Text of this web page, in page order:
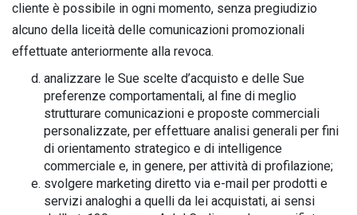
cliente è possibile in ogni momento, senza pregiudizio
alcuno della liceità delle comunicazioni promozionali
effettuate anteriormente alla revoca.
analizzare le Sue scelte d’acquisto e delle Sue
preferenze comportamentali, al fine di meglio
strutturare comunicazioni e proposte commerciali
personalizzate, per effettuare analisi generali per fini
di orientamento strategico e di intelligence
commerciale e, in genere, per attività di profilazione;
svolgere marketing diretto via e-mail per prodotti e
servizi analoghi a quelli da lei acquistati, ai sensi